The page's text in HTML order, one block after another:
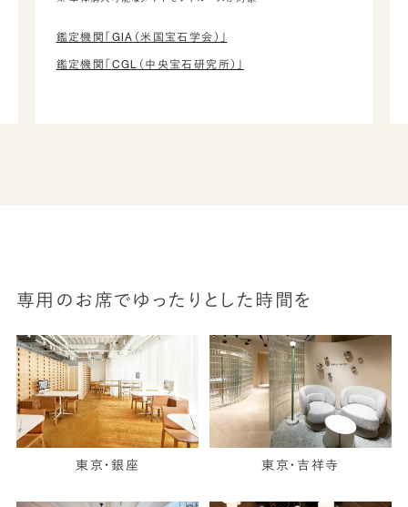
鑑定機関「GIA（米国宝石学会）」
鑑定機関「CGL（中央宝石研究所）」
専用のお席でゆったりとした時間を
東京・銀座 東京・吉祥寺